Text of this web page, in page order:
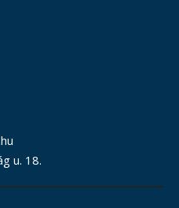
u. 18.